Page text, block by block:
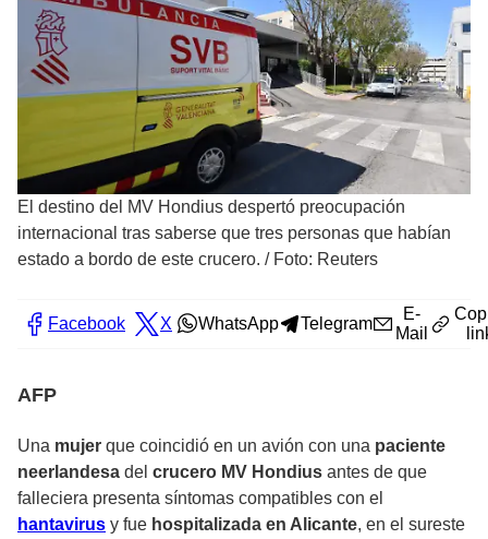
El destino del MV Hondius despertó preocupación
internacional tras saberse que tres personas que habían
estado a bordo de este crucero. / Foto: Reuters
Facebook X WhatsApp Telegram
E-
Mail
AFP
Una mujer que coincidió en un avión con una paciente
neerlandesa del crucero MV Hondius antes de que
falleciera presenta síntomas compatibles con el
hantavirus y fue hospitalizada en Alicante, en el sureste